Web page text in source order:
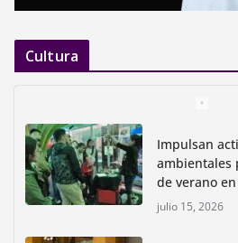
Cultura
Impulsan
ambientales
de verano en
julio 15, 2026